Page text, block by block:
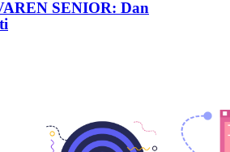
SENIOR: Dan